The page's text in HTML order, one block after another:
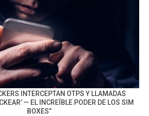
INTERCEPTAN OTPS Y LLAMADAS
— EL INCREÍBLE PODER DE LOS SIM
BOXES”